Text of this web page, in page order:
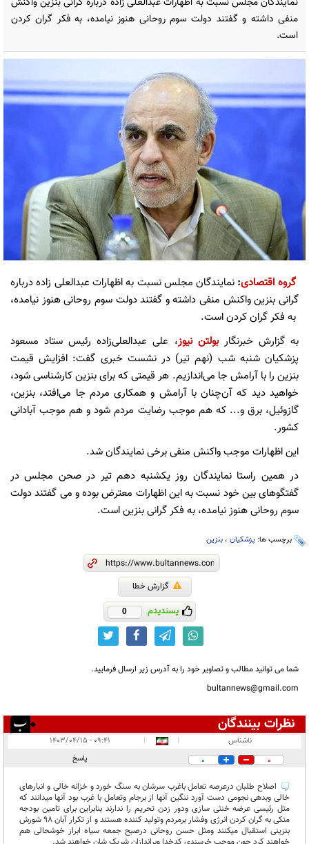
منفی داشته و گفتند دولت سوم روحانی هنوز نیامده، به فکر گران کردن
است.
گروه اقتصادی: نمایندگان مجلس نسبت به اظهارات عبدالعلی زاده درباره
گرانی بنزین واکنش منفی داشته و گفتند دولت سوم روحانی هنوز نیامده،
به فکر گران کردن است.
به گزارش خبرنگاربولتن نیوز، علی عبدالعلی‌زاده رئیس ستاد مسعود
پزشکیان شنبه شب (نهم تیر) در نشست خبری گفت: افزایش قیمت
بنزین را با آرامش جا می‌اندازیم. هر قیمتی که برای بنزین کارشناسی شود،
خواهید دید که آن‌چنان با آرامش و همکاری مردم جا می‌افتد، بنزین،
گازوئیل، برق و... که هم موجب رضایت مردم شود و هم موجب آبادانی
کشور.
این اظهارات موجب واکنش منفی برخی نمایندگان شد.
در همین راستا نمایندگان روز یکشنبه دهم تیر در صحن مجلس در
گفتگوهای بین خود نسبت به این اظهارات معترض بوده و می گفتند دولت
سوم روحانی هنوز نیامده، به فکر گرانی بنزین است.
برچسب ها: پزشکیان ، بنزین
گزارش خطا
پسندیدم 0
شما می توانید مطالب و تصاویر خود را به آدرس زیر ارسال فرمایید.
bultannews@gmail.com
نظرات بینندگان
در انتظار بررسی:
ناشناس |
|
۰۹:۴۱ - ۱۴۰۳/۰۴/۱۵
0
0 پاسخ
اصلاح طلبان درعرصه تعامل باغرب سرشان به سنگ خورد و خزانه خالی و انبارهای
خالی وبدهی نجومی دست آورد ننگین آنها از برجام وتعامل با غرب بود آنها میدانند که
مثل رئیسی عرضه خنثی سازی ودور زدن تحریم را ندارند بنابراین برای تامین بودجه
متکی به گران کردن انرژی وفشار برمردم وتولید کننده هستند و از تکرار آبان ۹۸ شورش
بنزینی استقبال میکنند ومثل حسن روحانی درصبح جمعه سیاه ابراز خوشحالی هم